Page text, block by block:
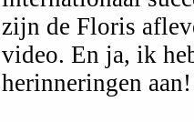
zijn de Floris
video. En ja, ik
herinneringen aan!